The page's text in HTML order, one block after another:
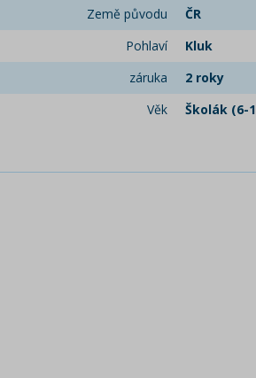
Země původu
ČR
Pohlaví
Kluk
záruka
2 roky
Věk
Školák (6-